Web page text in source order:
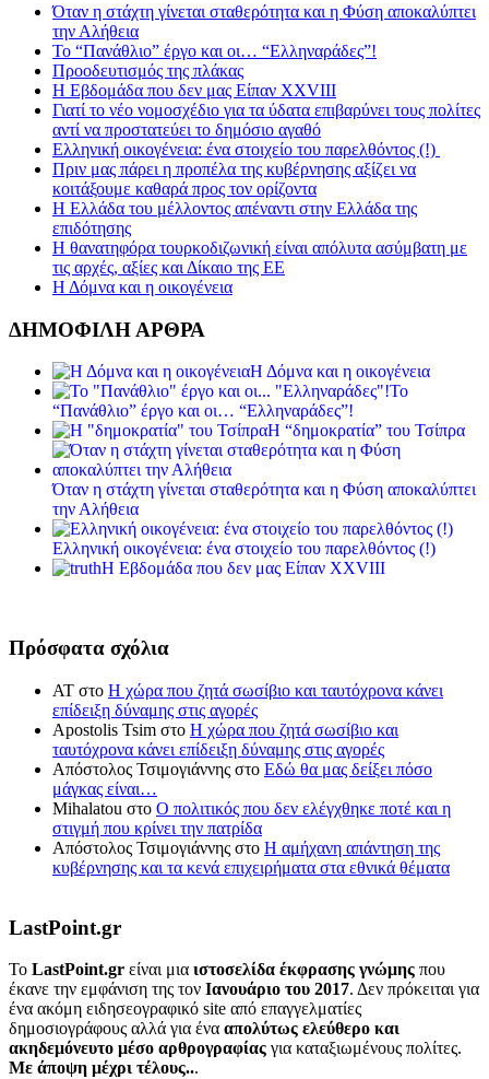
Όταν η στάχτη γίνεται σταθερότητα και η Φύση αποκαλύπτει
την Αλήθεια
Το “Πανάθλιο” έργο και οι… “Ελληναράδες”!
Προοδευτισμός της πλάκας
Η Εβδομάδα που δεν μας Είπαν XXVIII
Γιατί το νέο νομοσχέδιο για τα ύδατα επιβαρύνει τους πολίτες
αντί να προστατεύει το δημόσιο αγαθό
Ελληνική οικογένεια: ένα στοιχείο του παρελθόντος (!)
Πριν μας πάρει η προπέλα της κυβέρνησης αξίζει να
κοιτάξουμε καθαρά προς τον ορίζοντα
Η Ελλάδα του μέλλοντος απέναντι στην Ελλάδα της
επιδότησης
Η θανατηφόρα τουρκοδιζωνική είναι απόλυτα ασύμβατη με
τις αρχές, αξίες και Δίκαιο της ΕΕ
Η Δόμνα και η οικογένεια
ΔΗΜΟΦΙΛΗ ΑΡΘΡΑ
Η Δόμνα και η οικογένεια
Το
“Πανάθλιο” έργο και οι… “Ελληναράδες”!
Η “δημοκρατία” του Τσίπρα
Όταν η στάχτη γίνεται σταθερότητα και η Φύση αποκαλύπτει
την Αλήθεια
Ελληνική οικογένεια: ένα στοιχείο του παρελθόντος (!)
Η Εβδομάδα που δεν μας Είπαν XXVIII
Πρόσφατα σχόλια
ΑΤ στο Η χώρα που ζητά σωσίβιο και ταυτόχρονα κάνει
επίδειξη δύναμης στις αγορές
Apostolis Tsim στο Η χώρα που ζητά σωσίβιο και
ταυτόχρονα κάνει επίδειξη δύναμης στις αγορές
Απόστολος Τσιμογιάννης στο Εδώ θα μας δείξει πόσο
μάγκας είναι…
Mihalatou στο Ο πολιτικός που δεν ελέγχθηκε ποτέ και η
στιγμή που κρίνει την πατρίδα
Απόστολος Τσιμογιάννης στο Η αμήχανη απάντηση της
κυβέρνησης και τα κενά επιχειρήματα στα εθνικά θέματα
LastPoint.gr
To LastPoint.gr είναι μια ιστοσελίδα έκφρασης γνώμης που
έκανε την εμφάνιση της τον Ιανουάριο του 2017. Δεν πρόκειται για
ένα ακόμη ειδησεογραφικό site από επαγγελματίες
δημοσιογράφους αλλά για ένα απολύτως ελεύθερο και
ακηδεμόνευτο μέσο αρθρογραφίας για καταξιωμένους πολίτες.
Με άποψη μέχρι τέλους...